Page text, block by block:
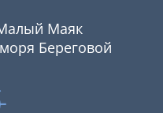
Маяк
Береговой